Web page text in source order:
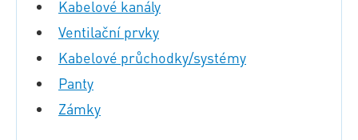
Kabelové kanály
Ventilační prvky
Kabelové průchodky/systémy
Panty
Zámky